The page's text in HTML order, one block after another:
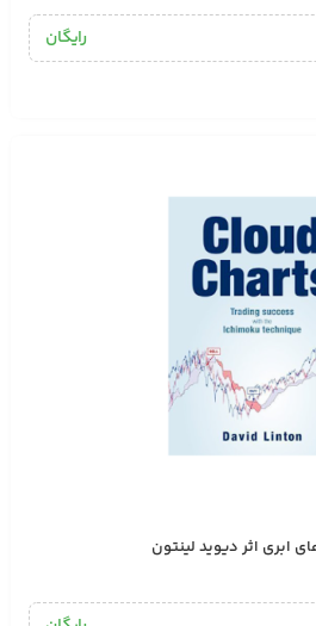
رایگان
ابری اثر دیوید لینتون